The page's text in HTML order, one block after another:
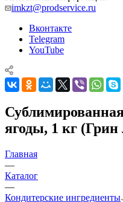
imkzt@prodservice.ru
Вконтакте
Telegram
YouTube
ягоды, 1 кг
Главная
—
Каталог
—
Кондитерские ингредиенты